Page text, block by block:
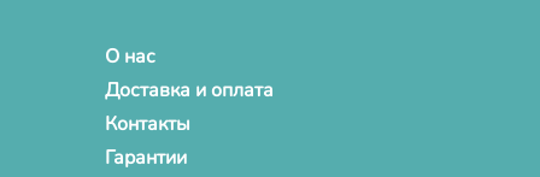
О нас
Доставка и оплата
Контакты
Гарантии